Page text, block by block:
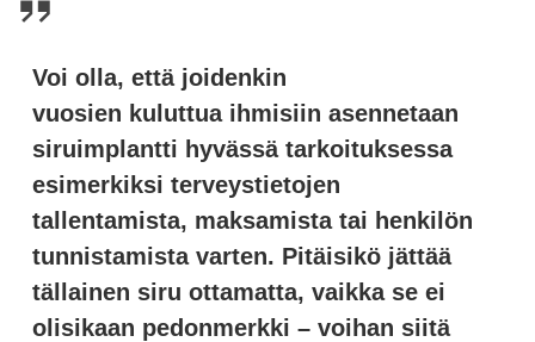
Voi olla, että joidenkin
vuosien kuluttua ihmisiin asennetaan
siruimplantti hyvässä tarkoituksessa
esimerkiksi terveystietojen
tallentamista, maksamista tai henkilön
tunnistamista varten. Pitäisikö jättää
tällainen siru ottamatta, vaikka se ei
olisikaan pedonmerkki – voihan siitä